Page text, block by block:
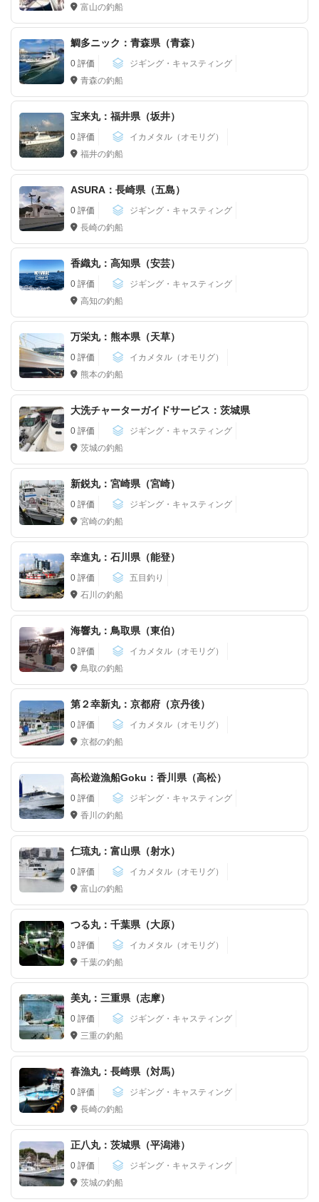
富山の釣船
鯛多ニック：青森県（青森）
0 評価
ジギング・キャスティング
青森の釣船
宝来丸：福井県（坂井）
0 評価
イカメタル（オモリグ）
福井の釣船
ASURA：長崎県（五島）
0 評価
ジギング・キャスティング
長崎の釣船
香織丸：高知県（安芸）
0 評価
ジギング・キャスティング
高知の釣船
万栄丸：熊本県（天草）
0 評価
イカメタル（オモリグ）
熊本の釣船
大洗チャーターガイドサービス：茨城県
0 評価
ジギング・キャスティング
茨城の釣船
新鋭丸：宮崎県（宮崎）
0 評価
ジギング・キャスティング
宮崎の釣船
幸進丸：石川県（能登）
0 評価
五目釣り
石川の釣船
海響丸：鳥取県（東伯）
0 評価
イカメタル（オモリグ）
鳥取の釣船
第２幸新丸：京都府（京丹後）
0 評価
イカメタル（オモリグ）
京都の釣船
高松遊漁船Goku：香川県（高松）
0 評価
ジギング・キャスティング
香川の釣船
仁琉丸：富山県（射水）
0 評価
イカメタル（オモリグ）
富山の釣船
つる丸：千葉県（大原）
0 評価
イカメタル（オモリグ）
千葉の釣船
美丸：三重県（志摩）
0 評価
ジギング・キャスティング
三重の釣船
春漁丸：長崎県（対馬）
0 評価
ジギング・キャスティング
長崎の釣船
正八丸：茨城県（平潟港）
0 評価
ジギング・キャスティング
茨城の釣船